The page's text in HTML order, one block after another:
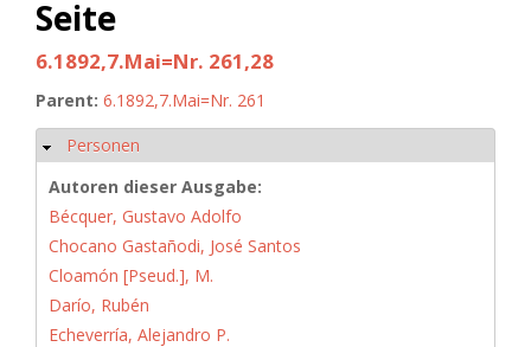
Seite
6.1892,7.Mai=Nr. 261,28
Parent: 6.1892,7.Mai=Nr. 261
Hide
Personen
Autoren dieser Ausgabe:
Bécquer, Gustavo Adolfo
Chocano Gastañodi, José Santos
Cloamón [Pseud.], M.
Darío, Rubén
Echeverría, Alejandro P.